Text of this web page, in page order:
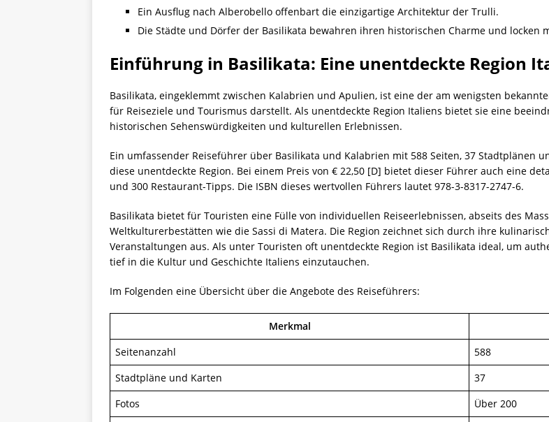
Ein Ausflug nach Alberobello offenbart die einzigartige Architektur der Trulli.
Die Städte und Dörfer der Basilikata bewahren ihren historischen Charme und locken
Einführung in Basilikata: Eine unentdeckte Region
Basilikata, eingeklemmt zwischen Kalabrien und Apulien, ist eine der am wenigsten
für Reiseziele und Tourismus darstellt. Als unentdeckte Region Italiens bietet sie eine
historischen Sehenswürdigkeiten und kulturellen Erlebnissen.
Ein umfassender Reiseführer über Basilikata und Kalabrien mit 588 Seiten, 37 Stadtplänen
diese unentdeckte Region. Bei einem Preis von € 22,50 [D] bietet dieser Führer auch eine
und 300 Restaurant-Tipps. Die ISBN dieses wertvollen Führers lautet 978-3-8317-2747-6.
Basilikata bietet für Touristen eine Fülle von individuellen Reiseerlebnissen, abseits des
Weltkulturerbestätten wie die Sassi di Matera. Die Region zeichnet sich durch ihre
Veranstaltungen aus. Als unter Touristen oft unentdeckte Region ist Basilikata ideal, um
tief in die Kultur und Geschichte Italiens einzutauchen.
Im Folgenden eine Übersicht über die Angebote des Reiseführers:
Merkmal
Seitenanzahl
588
Stadtpläne und Karten
37
Fotos
Über 200